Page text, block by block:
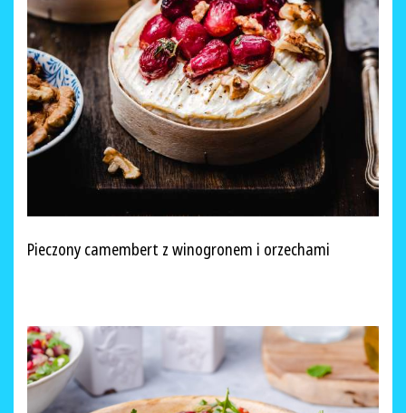
Pieczony camembert z winogronem i orzechami